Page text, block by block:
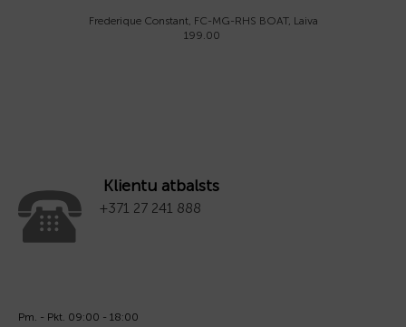
Frederique Constant, FC-MG-RHS BOAT, Laiva
199.00
Klientu atbalsts
+371 27 241 888
Pm. - Pkt. 09:00 - 18:00